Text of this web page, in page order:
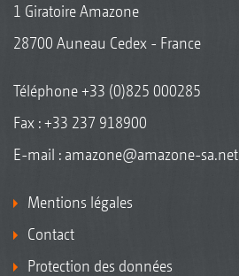
1 Giratoire Amazone
28700 Auneau Cedex - France
Téléphone+33 (0)825 000285
Fax : +33 237 918900
E-mail : amazone@amazone-sa.net
Mentions légales
Contact
Protection des données